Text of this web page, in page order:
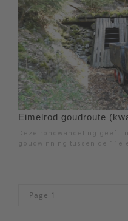
Eimelrod goudroute
Deze rondwandeling geeft
goudwinning tussen de 11e